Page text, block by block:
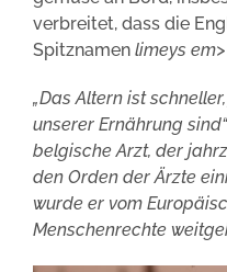
verbreitet, dass die
Spitznamen limeys
„Das Altern ist
unserer Ernährung
belgische Arzt, der
den Orden der Ärzte
wurde er vom
Menschenrechte